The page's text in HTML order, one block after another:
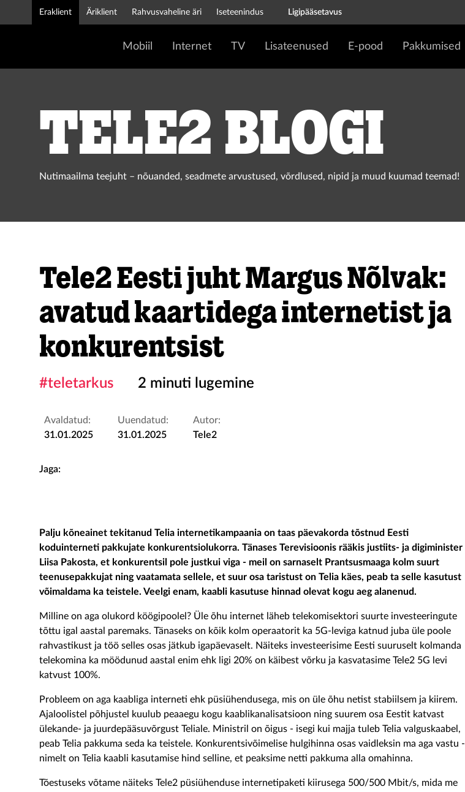
Eraklient Äriklient Rahvusvaheline äri Iseteenindus Ligipääsetavus
Mobiil Internet TV Lisateenused E-pood Pakkumised
Tele2 blogi
Nutimaailma teejuht – nõuanded, seadmete arvustused, võrdlused, nipid ja muud kuumad teemad!
Tele2 Eesti juht Margus Nõlvak:
avatud kaartidega internetist ja
konkurentsist
#teletarkus 2 minuti lugemine
Avaldatud:
31.01.2025
Uuendatud:
31.01.2025
Autor:
Tele2
Jaga:
Palju kõneainet tekitanud Telia internetikampaania on taas päevakorda tõstnud Eesti
koduinterneti pakkujate konkurentsiolukorra. Tänases Terevisioonis rääkis justiits- ja digiminister
Liisa Pakosta, et konkurentsil pole justkui viga - meil on sarnaselt Prantsusmaaga kolm suurt
teenusepakkujat ning vaatamata sellele, et suur osa taristust on Telia käes, peab ta selle kasutust
võimaldama ka teistele. Veelgi enam, kaabli kasutuse hinnad olevat kogu aeg alanenud.
Milline on aga olukord köögipoolel? Üle õhu internet läheb telekomisektori suurte investeeringute
tõttu igal aastal paremaks. Tänaseks on kõik kolm operaatorit ka 5G-leviga katnud juba üle poole
rahvastikust ja töö selles osas jätkub igapäevaselt. Näiteks investeerisime Eesti suuruselt kolmanda
telekomina ka möödunud aastal enim ehk ligi 20% on käibest võrku ja kasvatasime Tele2 5G levi
katvust 100%.
Probleem on aga kaabliga interneti ehk püsiühendusega, mis on üle õhu netist stabiilsem ja kiirem.
Ajaloolistel põhjustel kuulub peaaegu kogu kaablikanalisatsioon ning suurem osa Eestit katvast
ülekande- ja juurdepääsuvõrgust Teliale. Ministril on õigus - isegi kui majja tuleb Telia valguskaabel,
peab Telia pakkuma seda ka teistele. Konkurentsivõimelise hulgihinna osas vaidleksin ma aga vastu -
nimelt on Telia kaabli kasutamise hind selline, et peaksime netti pakkuma alla omahinna.
Tõestuseks võtame näiteks Tele2 püsiühenduse internetipaketi kiirusega 500/500 Mbit/s, mida me